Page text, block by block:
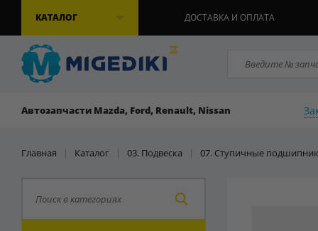
КАТАЛОГ ДОСТАВКА И ОПЛАТА
Автозапчасти Mazda, Ford, Renault, Nissan
Главная | Каталог | 03. Подвеска | 07. Ступичные